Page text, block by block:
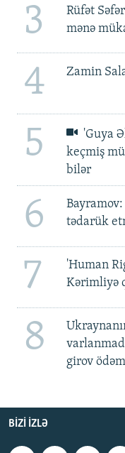
3
Rüfət
mənə
4 Zamin
5
'Guya
keçmiş
bilər
6
tədarük
7
'Human
Kərimliyə
8
girov
BIZI IZLƏ